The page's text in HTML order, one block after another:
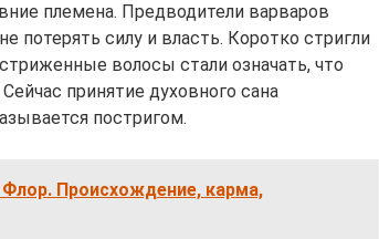
племена. Предводители варваров
потерять силу и власть. Коротко стригли
волосы стали означать, что
принятие духовного сана
постригом.
Происхождение, карма,